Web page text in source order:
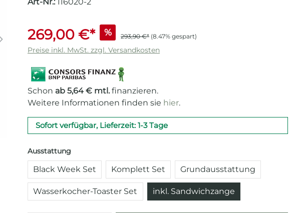
269,00 €* % 293,90 €* (8.47% gespart)
Preise inkl. MwSt. zzgl. Versandkosten
Schon ab 5,64 € mtl. finanzieren.
Weitere Informationen finden sie hier.
Sofort verfügbar, Lieferzeit: 1-3 Tage
Ausstattung
Black Week Set Komplett Set Grundausstattung
Wasserkocher-Toaster Set inkl. Sandwichzange